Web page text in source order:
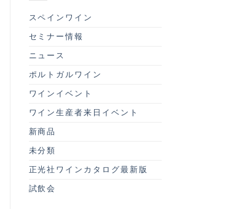
スペインワイン
セミナー情報
ニュース
ポルトガルワイン
ワインイベント
ワイン生産者来日イベント
新商品
未分類
正光社ワインカタログ最新版
試飲会